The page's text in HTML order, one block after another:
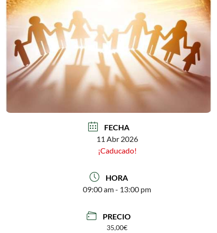
FECHA
11 Abr 2026
¡Caducado!
HORA
09:00 am - 13:00 pm
PRECIO
35,00€